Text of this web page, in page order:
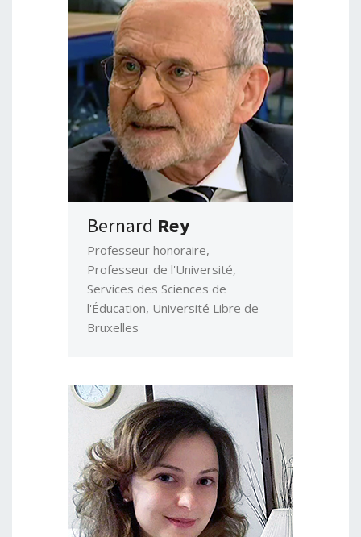
Bernard Rey
Professeur honoraire,
Professeur de l'Université,
Services des Sciences de
l'Éducation, Université Libre de
Bruxelles